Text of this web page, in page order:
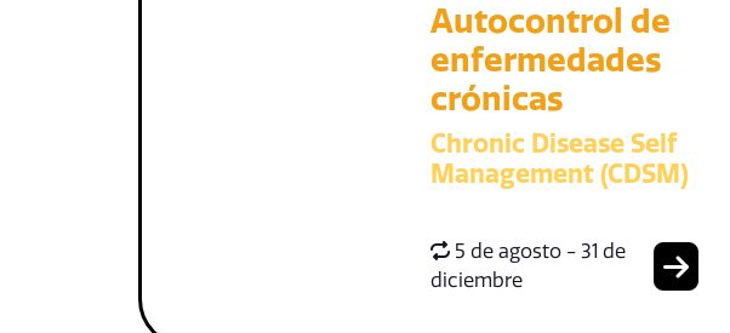
Autocontrol de
enfermedades
crónicas
Chronic Disease Self
Management (CDSM)
5 de agosto - 31 de
diciembre